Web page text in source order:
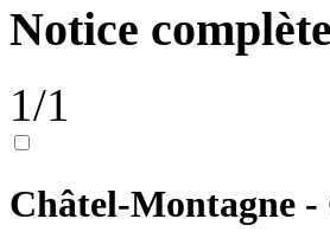
Notice complète
1/1
Châtel-Montagne -